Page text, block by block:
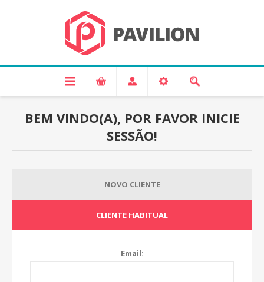
BEM VINDO(A), POR FAVOR INICIE
SESSÃO!
NOVO CLIENTE
CLIENTE HABITUAL
Email: